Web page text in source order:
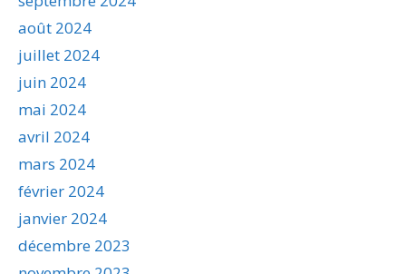
août 2024
juillet 2024
juin 2024
mai 2024
avril 2024
mars 2024
février 2024
janvier 2024
décembre 2023